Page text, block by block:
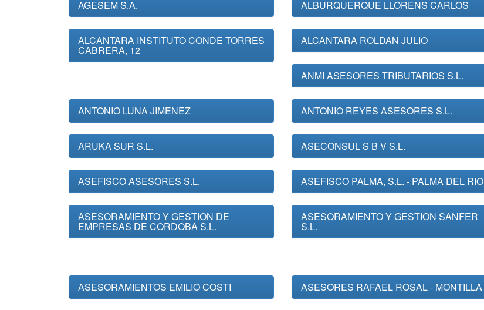
AGESEM S.A. ALBURQUERQUE LLORENS CARLOS
ALCANTARA INSTITUTO CONDE TORRES
CABRERA, 12
ALCANTARA ROLDAN JULIO
ANMI ASESORES TRIBUTARIOS S.L.
ANTONIO LUNA JIMENEZ ANTONIO REYES ASESORES S.L.
ARUKA SUR S.L. ASECONSUL S B V S.L.
ASEFISCO ASESORES S.L. ASEFISCO PALMA, S.L. - PALMA DEL RIO
ASESORAMIENTO Y GESTION DE
EMPRESAS DE CORDOBA S.L.
ASESORAMIENTO Y GESTION SANFER
S.L.
ASESORAMIENTOS EMILIO COSTI ASESORES RAFAEL ROSAL - MONTILLA